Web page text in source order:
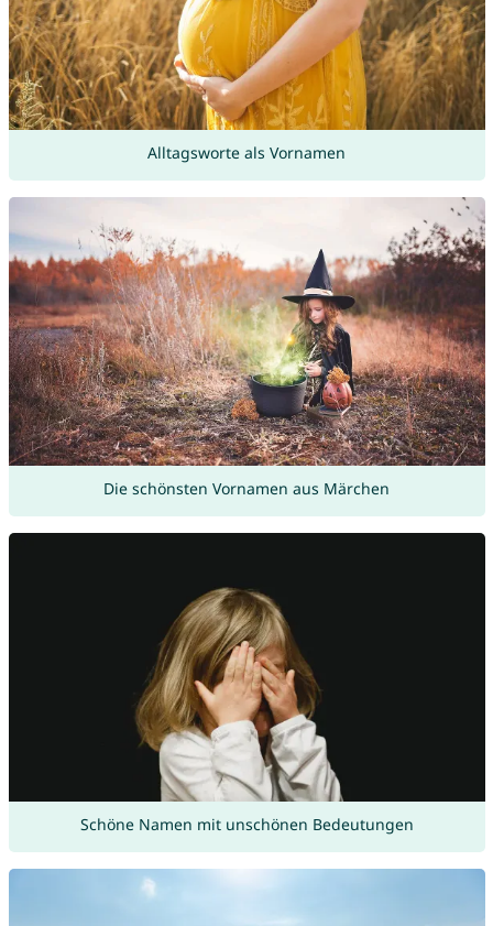
Alltagsworte als Vornamen
Die schönsten Vornamen aus Märchen
Schöne Namen mit unschönen Bedeutungen